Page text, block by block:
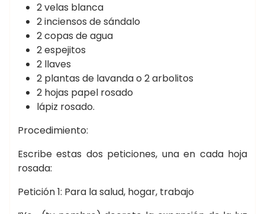
2 velas blanca
2 inciensos de sándalo
2 copas de agua
2 espejitos
2 llaves
2 plantas de lavanda o 2 arbolitos
2 hojas papel rosado
lápiz rosado.
Procedimiento:
Escribe estas dos peticiones, una en cada hoja
rosada:
Petición 1: Para la salud, hogar, trabajo